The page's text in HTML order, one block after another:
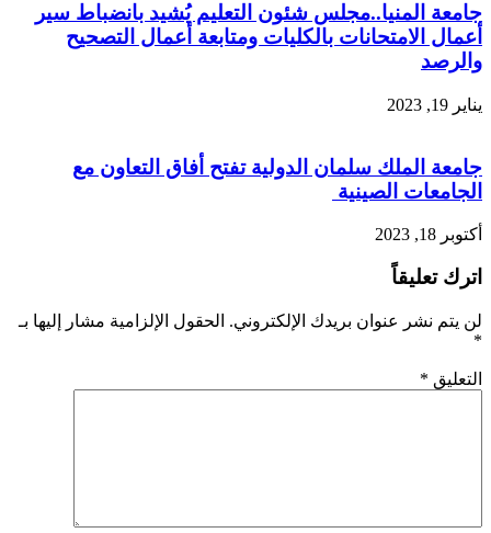
جامعة المنيا..مجلس شئون التعليم يُشيد بانضباط سير
أعمال الامتحانات بالكليات ومتابعة أعمال التصحيح
والرصد
يناير 19, 2023
جامعة الملك سلمان الدولية تفتح أفاق التعاون مع
الجامعات الصينية
أكتوبر 18, 2023
اترك تعليقاً
لن يتم نشر عنوان بريدك الإلكتروني. الحقول الإلزامية مشار إليها بـ
*
التعليق *